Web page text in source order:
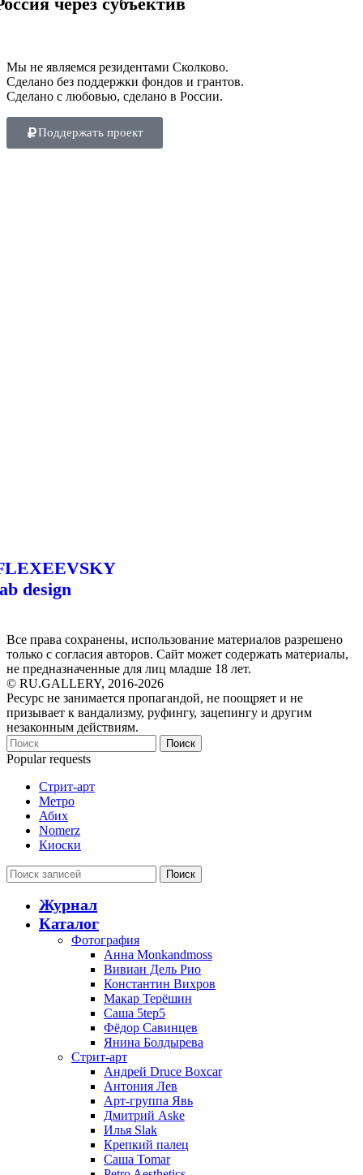
Мы не являемся резидентами Сколково.
Сделано без поддержки фондов и грантов.
Сделано с любовью, сделано в России.
Поддержать проект
design
Все права сохранены, использование материалов разрешено
только с согласия авторов. Сайт может содержать материалы,
не предназначенные для лиц младше 18 лет.
© RU.GALLERY, 2016-2026
Ресурс не занимается пропагандой, не поощряет и не
призывает к вандализму, руфингу, зацепингу и другим
незаконным действиям.
Поиск
Popular requests
Стрит-арт
Метро
Абих
Nomerz
Киоски
Поиск
Журнал
Каталог
Фотография
Анна Monkandmoss
Вивиан Дель Рио
Константин Вихров
Макар Терёшин
Саша 5tep5
Фёдор Савинцев
Янина Болдырева
Стрит-арт
Андрей Druce Boxcar
Антония Лев
Арт-группа Явь
Дмитрий Aske
Илья Slak
Крепкий палец
Саша Tomar